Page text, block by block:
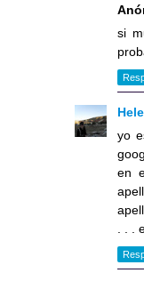
si
yo
en
. . .